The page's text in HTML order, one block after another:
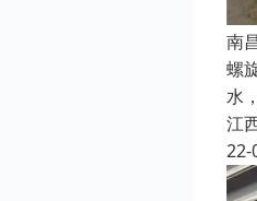
南
螺
水
江
22-